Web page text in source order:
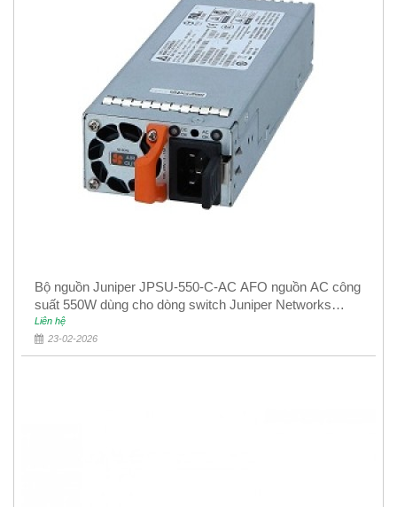
Bộ nguồn Juniper JPSU-550-C-AC AFO nguồn AC công
suất 550W dùng cho dòng switch Juniper Networks
EX4400
Liên hệ
23-02-2026